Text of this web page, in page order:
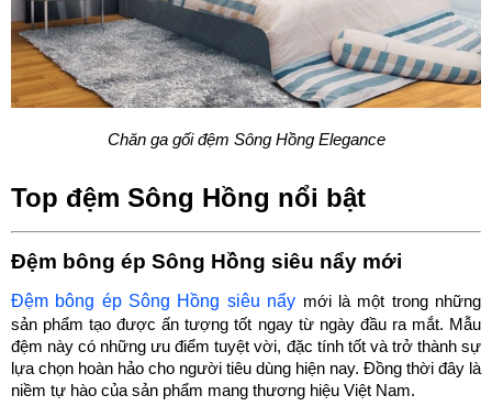
Chăn ga gối đệm Sông Hồng Elegance
Top đệm Sông Hồng nổi bật
Đệm bông ép Sông Hồng siêu nẩy mới
Đệm bông ép Sông Hồng siêu nẩy mới là một trong những
sản phẩm tạo được ấn tượng tốt ngay từ ngày đầu ra mắt. Mẫu
đệm này có những ưu điểm tuyệt vời, đặc tính tốt và trở thành sự
lựa chọn hoàn hảo cho người tiêu dùng hiện nay. Đồng thời đây là
niềm tự hào của sản phẩm mang thương hiệu Việt Nam.